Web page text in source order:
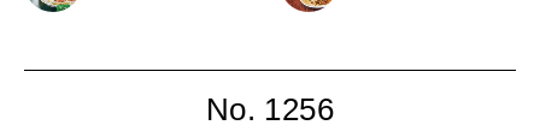
No. 1256